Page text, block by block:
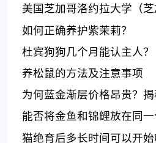
美国芝加哥洛约拉大学（
究成果及学术资源
如何正确养护紫茉莉？
杜宾狗狗几个月能认主人？
养松鼠的方法及注意事项
为何蓝金渐层价格昂贵？
设计和精准加工带来的成
能否将金鱼和锦鲤放在同一
猫绝育后多长时间可以开始